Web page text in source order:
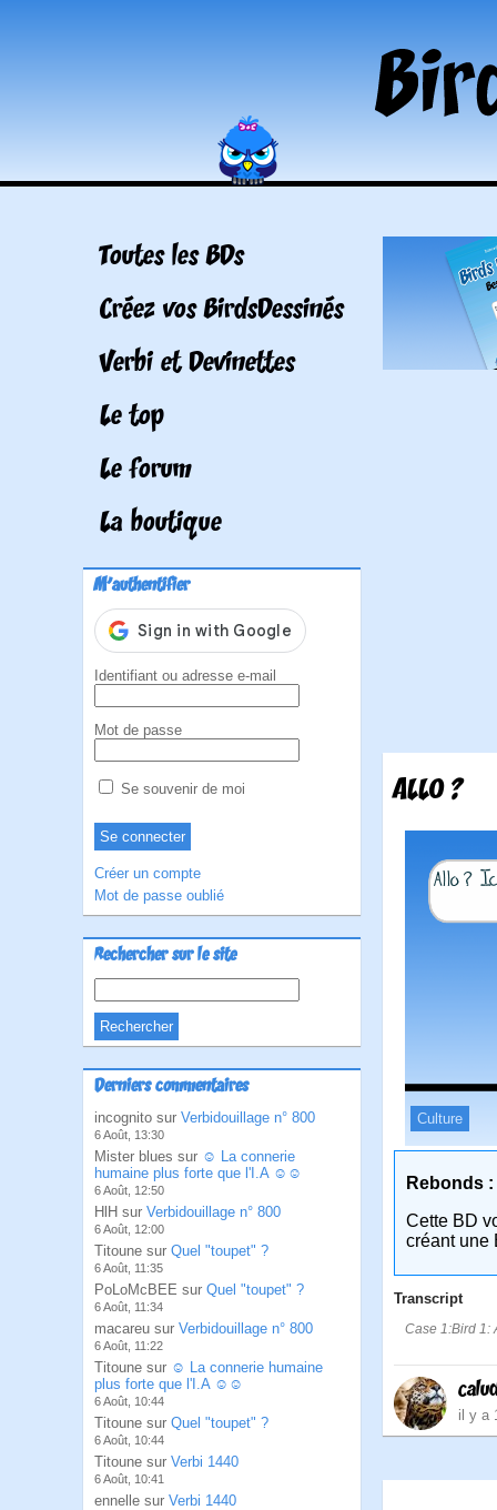
Toutes les BDs
Créez vos BirdsDessinés
Verbi et Devinettes
Le top
Le forum
La boutique
M'authentifier
Identifiant ou adresse e-mail
Mot de passe
Se souvenir de moi
Créer un compte
Mot de passe oublié
Rechercher sur le site
Derniers commentaires
incognito sur Verbidouillage n° 800
6 Août, 13:30
Mister blues sur ☺ La connerie
humaine plus forte que l'I.A ☺☺
6 Août, 12:50
HlH sur Verbidouillage n° 800
6 Août, 12:00
Titoune sur Quel "toupet" ?
6 Août, 11:35
PoLoMcBEE sur Quel "toupet" ?
6 Août, 11:34
macareu sur Verbidouillage n° 800
6 Août, 11:22
Titoune sur ☺ La connerie humaine
plus forte que l'I.A ☺☺
6 Août, 10:44
Titoune sur Quel "toupet" ?
6 Août, 10:44
Titoune sur Verbi 1440
6 Août, 10:41
ennelle sur Verbi 1440
ALLO ?
Culture
Rebonds :
Cette BD
créant une
Transcript
Case 1:Bird 1:
il y a